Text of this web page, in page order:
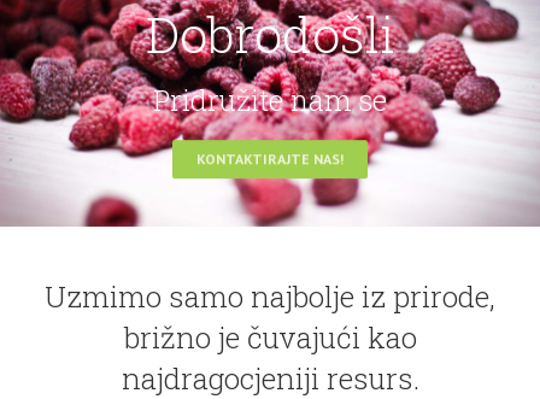
Dobrodošli
Pridružite nam se
KONTAKTIRAJTE NAS!
Uzmimo samo najbolje iz prirode,
brižno je čuvajući kao
najdragocjeniji resurs.